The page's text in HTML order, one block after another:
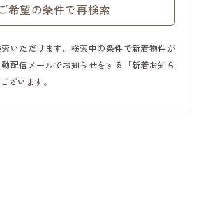
ご希望の条件で再検索
いただけます。検索中の条件で新着物件が
配信メールでお知らせをする「新着お知ら
ざいます。